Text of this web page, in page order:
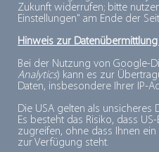
Zukunft widerrufen; bitte
Einstellungen" am Ende der
Hinweis zur Datenübermittlung
Bei der Nutzung von Google-
Analytics) kann es zur
Daten, insbesondere Ihrer IP-
Die USA gelten als unsicheres
Es besteht das Risiko, dass
zugreifen, ohne dass Ihnen
zur Verfügung steht.
Dabei können die
Kaufentscheidungen
Score als leicht
Nährwertkennzeichnung
zur Verbesserung der
Dasdtiunterstützt daher
Score als europaweit